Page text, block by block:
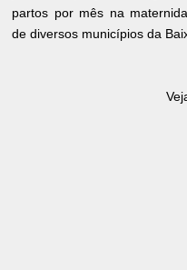
partos por mês na
de diversos municípios da